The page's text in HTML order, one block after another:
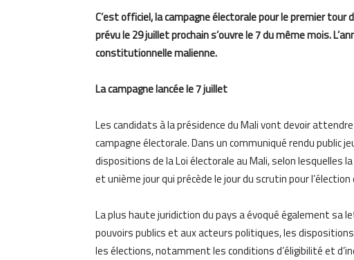
C’est officiel, la campagne électorale pour le premier tour
prévu le 29 juillet prochain s’ouvre le 7 du même mois.
constitutionnelle malienne.
La campagne lancée le 7 juillet
Les candidats à la présidence du Mali vont devoir
campagne électorale. Dans un communiqué rendu public
dispositions de la Loi électorale au Mali, selon lesquelles
et unième jour qui précède le jour du scrutin pour
La plus haute juridiction du pays a évoqué également sa
pouvoirs publics et aux acteurs politiques, les
les élections, notamment les conditions d’éligibilité et